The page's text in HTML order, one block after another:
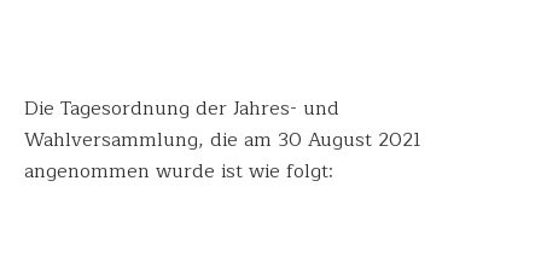
Die Tagesordnung der Jahres- und
Wahlversammlung, die am 30 August 2021
angenommen wurde ist wie folgt: